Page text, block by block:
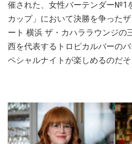
催された、女性バーテンダー№1
カップ」において決勝を争った
ート 横浜 ザ・カハララウンジの
西を代表するトロピカルバーの
ペシャルナイトが楽しめるのだそ